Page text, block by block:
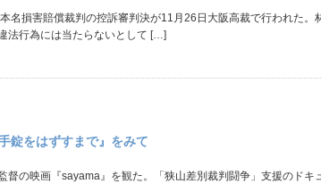
損害賠償裁判の控訴審判決が11月26日大阪高裁で行われた
法行為には当たらないとして […]
錠をはずすまで』をみて
の映画『sayama』を観た。「狭山差別裁判闘争」支援のド